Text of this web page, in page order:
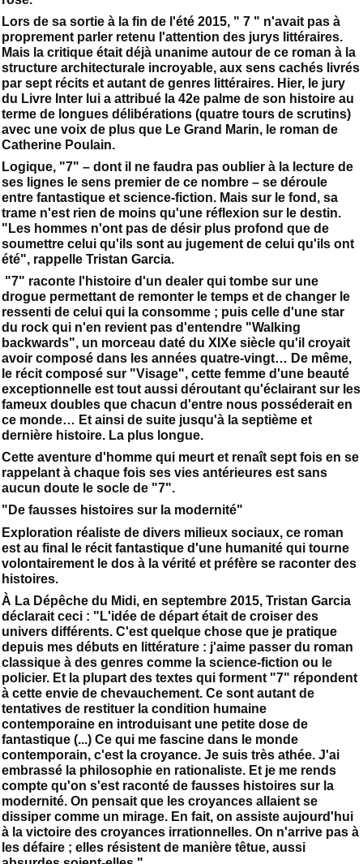
Lors de sa sortie à la fin de l'été 2015, " 7 " n'avait pas à
proprement parler retenu l'attention des jurys littéraires.
Mais la critique était déjà unanime autour de ce roman à la
structure architecturale incroyable, aux sens cachés livrés
par sept récits et autant de genres littéraires. Hier, le jury
du Livre Inter lui a attribué la 42e palme de son histoire au
terme de longues délibérations (quatre tours de scrutins)
avec une voix de plus que Le Grand Marin, le roman de
Catherine Poulain.
Logique, "7" – dont il ne faudra pas oublier à la lecture de
ses lignes le sens premier de ce nombre – se déroule
entre fantastique et science-fiction. Mais sur le fond, sa
trame n'est rien de moins qu'une réflexion sur le destin.
"Les hommes n'ont pas de désir plus profond que de
soumettre celui qu'ils sont au jugement de celui qu'ils ont
été", rappelle Tristan Garcia.
"7" raconte l'histoire d'un dealer qui tombe sur une
drogue permettant de remonter le temps et de changer le
ressenti de celui qui la consomme ; puis celle d'une star
du rock qui n'en revient pas d'entendre "Walking
backwards", un morceau daté du XIXe siècle qu'il croyait
avoir composé dans les années quatre-vingt… De même,
le récit composé sur "Visage", cette femme d'une beauté
exceptionnelle est tout aussi déroutant qu'éclairant sur les
fameux doubles que chacun d'entre nous posséderait en
ce monde… Et ainsi de suite jusqu'à la septième et
dernière histoire. La plus longue.
Cette aventure d'homme qui meurt et renaît sept fois en se
rappelant à chaque fois ses vies antérieures est sans
aucun doute le socle de "7".
"De fausses histoires sur la modernité"
Exploration réaliste de divers milieux sociaux, ce roman
est au final le récit fantastique d'une humanité qui tourne
volontairement le dos à la vérité et préfère se raconter des
histoires.
À La Dépêche du Midi, en septembre 2015, Tristan Garcia
déclarait ceci : "L'idée de départ était de croiser des
univers différents. C'est quelque chose que je pratique
depuis mes débuts en littérature : j'aime passer du roman
classique à des genres comme la science-fiction ou le
policier. Et la plupart des textes qui forment "7" répondent
à cette envie de chevauchement. Ce sont autant de
tentatives de restituer la condition humaine
contemporaine en introduisant une petite dose de
fantastique (...) Ce qui me fascine dans le monde
contemporain, c'est la croyance. Je suis très athée. J'ai
embrassé la philosophie en rationaliste. Et je me rends
compte qu'on s'est raconté de fausses histoires sur la
modernité. On pensait que les croyances allaient se
dissiper comme un mirage. En fait, on assiste aujourd'hui
à la victoire des croyances irrationnelles. On n'arrive pas à
les défaire ; elles résistent de manière têtue, aussi